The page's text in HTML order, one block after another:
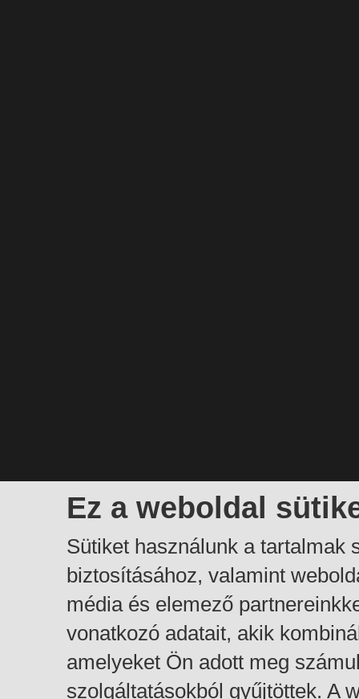
Ez a weboldal
Sütiket használunk a tartalmak
biztosításához, valamint
média és elemező
vonatkozó adatait, akik
amelyeket Ön adott meg
szolgáltatásokból gyűjtöttek. A